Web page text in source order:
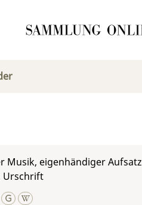
Musik, eigenhändiger Aufsatz
Urschrift